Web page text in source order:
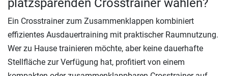
platzsparenden Crosstrainer wählen?
Ein Crosstrainer zum Zusammenklappen kombiniert
effizientes Ausdauertraining mit praktischer Raumnutzung.
Wer zu Hause trainieren möchte, aber keine dauerhafte
Stellfläche zur Verfügung hat, profitiert von einem